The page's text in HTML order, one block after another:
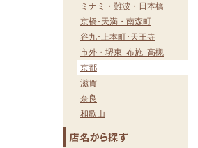
ミナミ・難波・日本橋
京橋･天満・南森町
谷九･上本町･天王寺
市外・堺東･布施･高槻
京都
滋賀
奈良
和歌山